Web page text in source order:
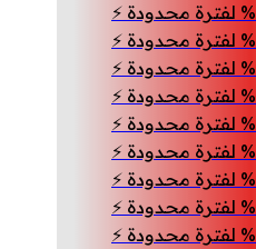
BIG SALE – خصم 20% لفترة محدودة ⚡
BIG SALE – خصم 20% لفترة محدودة ⚡
BIG SALE – خصم 20% لفترة محدودة ⚡
BIG SALE – خصم 20% لفترة محدودة ⚡
BIG SALE – خصم 20% لفترة محدودة ⚡
BIG SALE – خصم 20% لفترة محدودة ⚡
BIG SALE – خصم 20% لفترة محدودة ⚡
BIG SALE – خصم 20% لفترة محدودة ⚡